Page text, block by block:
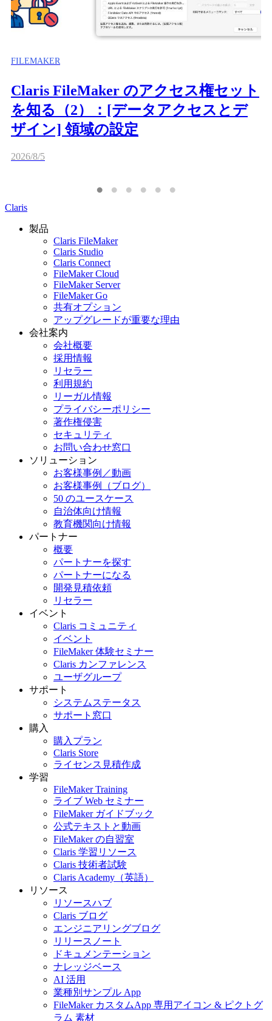
FILEMAKER
Claris FileMaker のアクセス権セット
を知る（2）：[データアクセスとデ
ザイン] 領域の設定
2026/8/5
Claris
製品
Claris FileMaker
Claris Studio
Claris Connect
FileMaker Cloud
FileMaker Server
FileMaker Go
共有オプション
アップグレードが重要な理由
会社案内
会社概要
採用情報
リセラー
利用規約
リーガル情報
プライバシーポリシー
著作権侵害
セキュリティ
お問い合わせ窓口
ソリューション
お客様事例／動画
お客様事例（ブログ）
50 のユースケース
自治体向け情報
教育機関向け情報
パートナー
概要
パートナーを探す
パートナーになる
開発見積依頼
リセラー
イベント
Claris コミュニティ
イベント
FileMaker 体験セミナー
Claris カンファレンス
ユーザグループ
サポート
システムステータス
サポート窓口
購入
購入プラン
Claris Store
ライセンス見積作成
学習
FileMaker Training
ライブ Web セミナー
FileMaker ガイドブック
公式テキストと動画
FileMaker の自習室
Claris 学習リソース
Claris 技術者試験
Claris Academy（英語）
リソース
リソースハブ
Claris ブログ
エンジニアリングブログ
リリースノート
ドキュメンテーション
ナレッジベース
AI 活用
業種別サンプル App
FileMaker カスタムApp 専用アイコン & ピクトグ
ラム 素材